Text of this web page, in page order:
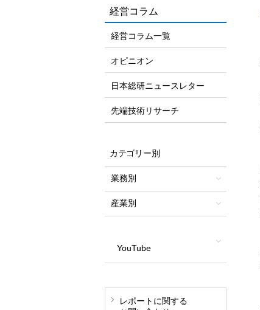
経営コラム
経営コラム一覧
オピニオン
日本総研ニュースレター
先端技術リサーチ
カテゴリー別
業務別
産業別
YouTube
レポートに関する